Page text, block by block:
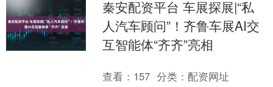
秦安配资平台 车展探展|“私
人汽车顾问”！齐鲁车展AI交
互智能体“齐齐”亮相
查看： 157 分类：配资网址